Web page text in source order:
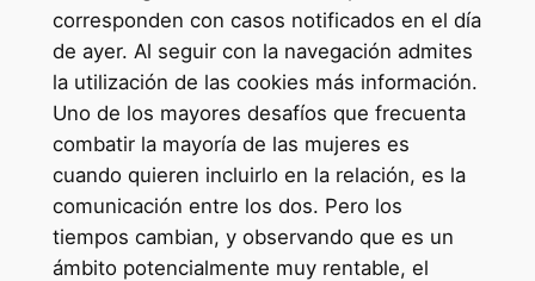
corresponden con casos notificados en el día
de ayer. Al seguir con la navegación admites
la utilización de las cookies más información.
Uno de los mayores desafíos que frecuenta
combatir la mayoría de las mujeres es
cuando quieren incluirlo en la relación, es la
comunicación entre los dos. Pero los
tiempos cambian, y observando que es un
ámbito potencialmente muy rentable, el